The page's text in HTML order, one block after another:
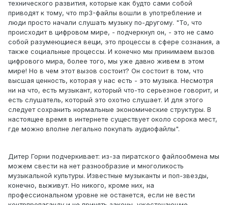
технического развития, которые как будто сами собой
приводят к тому, что mp3-файлы вошли в употребление и
люди просто начали слушать музыку по-другому. "То, что
происходит в цифровом мире, - подчеркнул он, - это не само
собой разумеющиеся вещи, это процессы в сфере сознания, а
также социальные процессы. И конечно мы принимаем вызов
цифрового мира, более того, мы уже давно живем в этом
мире! Но в чем этот вызов состоит? Он состоит в том, что
высшая ценность, которая у нас есть - это музыка. Несмотря
ни на что, есть музыкант, который что-то серьезное говорит, и
есть слушатель, который это охотно слушает. И для этого
следует сохранить нормальные экономические структуры. В
настоящее время в интернете существует около сорока мест,
где можно вполне легально покупать аудиофайлы".
Дитер Горни подчеркивает: из-за пиратского файлообмена мы
можем свести на нет разнообразие и многоликость
музыкальной культуры. Известные музыканты и поп-звезды,
конечно, выживут. Но никого, кроме них, на
профессиональном уровне не останется, если не вести